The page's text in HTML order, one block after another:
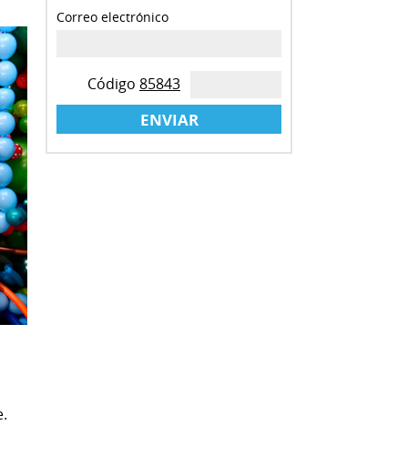
Correo electrónico
Código 85843